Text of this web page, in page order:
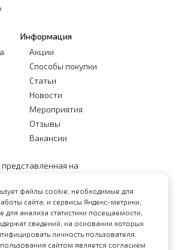
Информация
Акции
Способы покупки
Статьи
Новости
Мероприятия
Отзывы
Вакансии
на
и ни при каких
публичной офертой,
статьи 437 ГК РФ
персональных данных
файлы cookie, необходимые для
сайта, и сервисы Яндекс-метрики,
для анализа статистики посещаемости,
сведений, на основании которых
личность пользователя.
сайтом является согласием